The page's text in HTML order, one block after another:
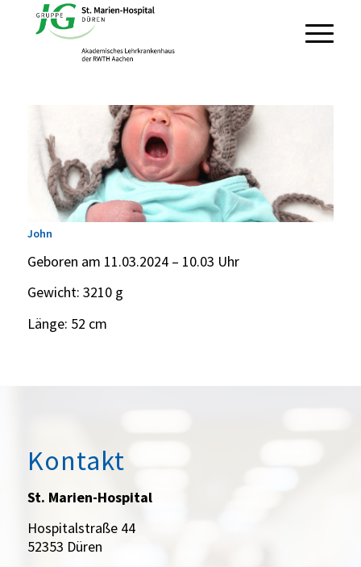
John
Geboren am 11.03.2024 – 10.03 Uhr
Gewicht: 3210 g
Länge: 52 cm
Kontakt
St. Marien-Hospital
Hospitalstraße 44
52353 Düren